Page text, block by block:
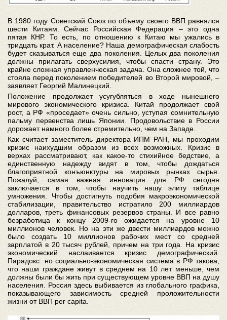
В 1980 году Советский Союз по объему своего ВВП равнялся
шести Китаям. Сейчас Российская Федерация – это одна
пятая КНР. То есть, по отношению к Китаю мы ужались в
тридцать крат. А население? Наша демографическая слабость
будет сказываться еще два поколения. Целых два поколения
должны прилагать сверхусилия, чтобы спасти страну. Это
крайне сложная управленческая задача. Она сложнее той, что
стояла перед поколением победителей во Второй мировой, –
заявляет Георгий Малинецкий.
Положение продолжает усугубляться в ходе нынешнего
мирового экономического кризиса. Китай продолжает свой
рост, а РФ «проседает» очень сильно, уступая сомнительную
пальму первенства лишь Японии. Продовольствие в России
дорожает намного более стремительно, чем на Западе.
Как считает заместитель директора ИПМ РАН, мы проходим
кризис наихудшим образом из всех возможных. Кризис в
верхах рассматривают, как какое-то стихийное бедствие, а
единственную надежду видят в том, чтобы дождаться
благоприятной конъюнктуры на мировых рынках сырья.
Пожалуй, самая важная инновация для РФ сегодня
заключается в том, чтобы научить нашу элиту таблице
умножения. Чтобы достигнуть подобия макроэкономической
стабилизации, правительство истратило 200 миллиардов
долларов, треть финансовых резервов страны. И все равно
безработица к концу 2009-го ожидается на уровне 10
миллионов человек. Но на эти же двести миллиардов можно
было создать 10 миллионов рабочих мест со средней
зарплатой в 20 тысяч рублей, причем на три года. На кризис
экономический наслаивается кризис демографический.
Парадокс: но социально-экономическая система в РФ такова,
что наши граждане живут в среднем на 10 лет меньше, чем
должны были бы жить при существующем уровне ВВП на душу
населения. Россия здесь выбивается из глобального графика,
показывающего зависимость средней проложительности
жизни от ВВП per capita.